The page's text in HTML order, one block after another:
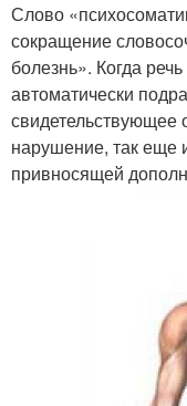
Слово
сокращение
болезнь». Когда
автоматически
свидетельствующее
нарушение, так еще
привносящей